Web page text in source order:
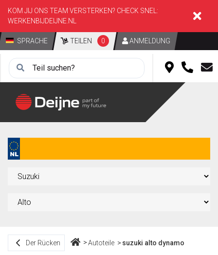
KOM JIJ ONS TEAM VERSTERKEN? CHECK SNEL:
WERKENBIJDEIJNE.NL
SPRACHE TEILEN 0 ANMELDUNG
Der Rücken Autoteile suzuki alto dynamo